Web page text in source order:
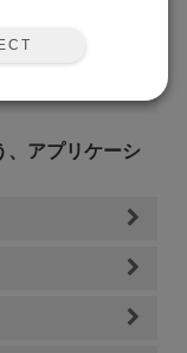
、アプリケーシ